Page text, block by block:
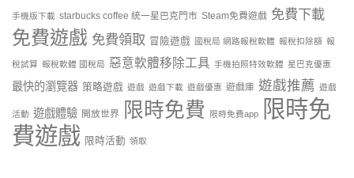
手機版下載 starbucks coffee 統一星巴克門市 Steam免費遊戲 免費下載
免費遊戲 免費領取 冒險遊戲 國稅局 網路報稅軟體 報稅扣除額 報
稅試算 報稅軟體 國稅局 惡意軟體移除工具 手機拍照特效軟體 星巴克優惠
最快的瀏覽器 策略遊戲 遊戲 遊戲下載 遊戲優惠 遊戲庫 遊戲推薦 遊戲
活動 遊戲體驗 開放世界 限時免費 限時免費app
限時免
費遊戲 限時活動 領取